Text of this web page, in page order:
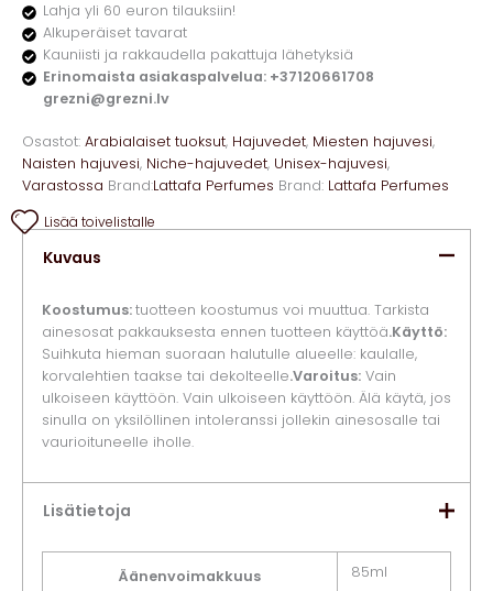
Lahja yli 60 euron tilauksiin!
Alkuperäiset tavarat
Kauniisti ja rakkaudella pakattuja lähetyksiä
Erinomaista asiakaspalvelua: +37120661708
grezni@grezni.lv
Osastot: Arabialaiset tuoksut, Hajuvedet, Miesten hajuvesi,
Naisten hajuvesi, Niche-hajuvedet, Unisex-hajuvesi,
Varastossa Brand:Lattafa Perfumes Brand: Lattafa Perfumes
Lisää toivelistalle
Kuvaus
Koostumus:tuotteen koostumus voi muuttua. Tarkista
ainesosat pakkauksesta ennen tuotteen käyttöä.Käyttö:
Suihkuta hieman suoraan halutulle alueelle: kaulalle,
korvalehtien taakse tai dekolteelle.Varoitus:Vain
ulkoiseen käyttöön. Vain ulkoiseen käyttöön. Älä käytä, jos
sinulla on yksilöllinen intoleranssi jollekin ainesosalle tai
vaurioituneelle iholle.
Lisätietoja
Äänenvoimakkuus 85ml